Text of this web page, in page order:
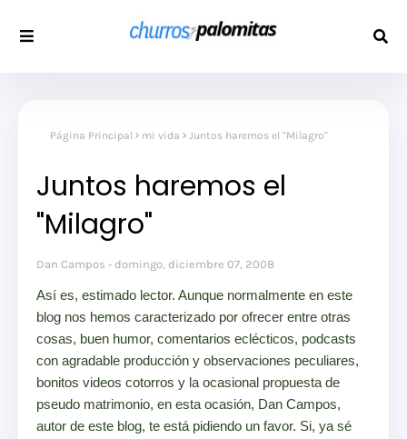
Página Principal mi vida Juntos haremos el "Milagro"
Juntos haremos el
"Milagro"
Dan Campos domingo, diciembre 07, 2008
Así es, estimado lector. Aunque normalmente en este
blog nos hemos caracterizado por ofrecer entre otras
cosas, buen humor, comentarios eclécticos, podcasts
con agradable producción y observaciones peculiares,
bonitos videos cotorros y la ocasional propuesta de
pseudo matrimonio, en esta ocasión, Dan Campos,
autor de este blog, te está pidiendo un favor. Si, ya sé